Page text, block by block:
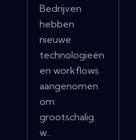
Bedrijven
hebben
nieuwe
technologieën
en workflows
aangenomen
om
grootschalig
w...